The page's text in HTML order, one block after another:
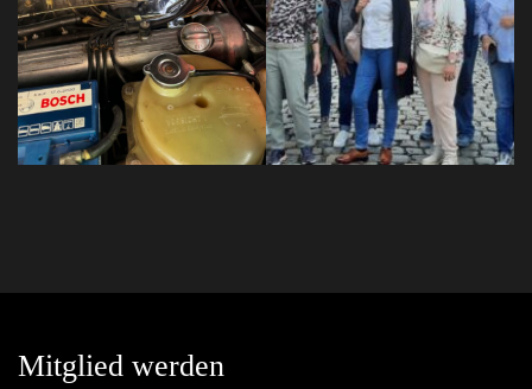
Mitglied werden